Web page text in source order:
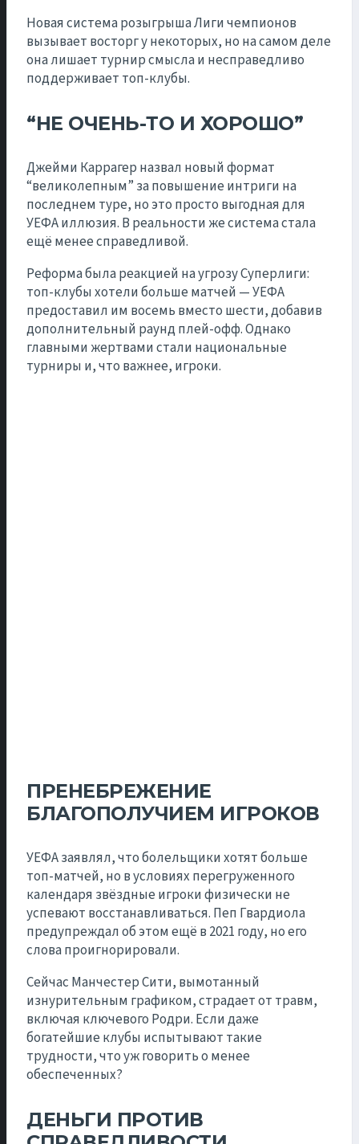
Новая система розыгрыша Лиги чемпионов
вызывает восторг у некоторых, но на самом деле
она лишает турнир смысла и несправедливо
поддерживает топ-клубы.
“НЕ ОЧЕНЬ-ТО И ХОРОШО”
Джейми Каррагер назвал новый формат
“великолепным” за повышение интриги на
последнем туре, но это просто выгодная для
УЕФА иллюзия. В реальности же система стала
ещё менее справедливой.
Реформа была реакцией на угрозу Суперлиги:
топ-клубы хотели больше матчей — УЕФА
предоставил им восемь вместо шести, добавив
дополнительный раунд плей-офф. Однако
главными жертвами стали национальные
турниры и, что важнее, игроки.
ПРЕНЕБРЕЖЕНИЕ
БЛАГОПОЛУЧИЕМ ИГРОКОВ
УЕФА заявлял, что болельщики хотят больше
топ-матчей, но в условиях перегруженного
календаря звёздные игроки физически не
успевают восстанавливаться. Пеп Гвардиола
предупреждал об этом ещё в 2021 году, но его
слова проигнорировали.
Сейчас Манчестер Сити, вымотанный
изнурительным графиком, страдает от травм,
включая ключевого Родри. Если даже
богатейшие клубы испытывают такие
трудности, что уж говорить о менее
обеспеченных?
ДЕНЬГИ ПРОТИВ